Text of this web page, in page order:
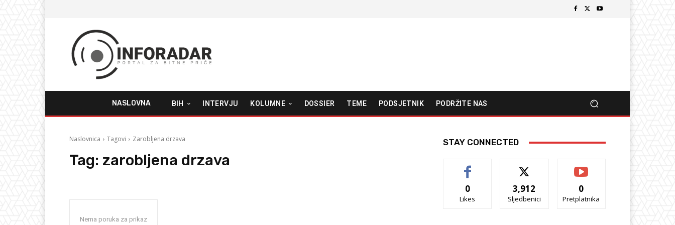
NASLOVNA BIH INTERVJU KOLUMNE DOSSIER TEME PODSJETNIK PODRŽITE NAS
Naslovnica Tagovi Zarobljena drzava
Tag: zarobljena drzava
Nema poruka za prikaz
STAY CONNECTED
0
Likes
3,912
Sljedbenici
0
Pretplatnika